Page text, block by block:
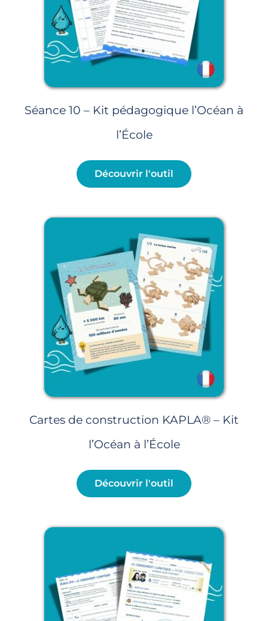
Séance 10 – Kit pédagogique l’Océan à
l’École
Découvrir l'outil
Cartes de construction KAPLA® – Kit
l’Océan à l’École
Découvrir l'outil